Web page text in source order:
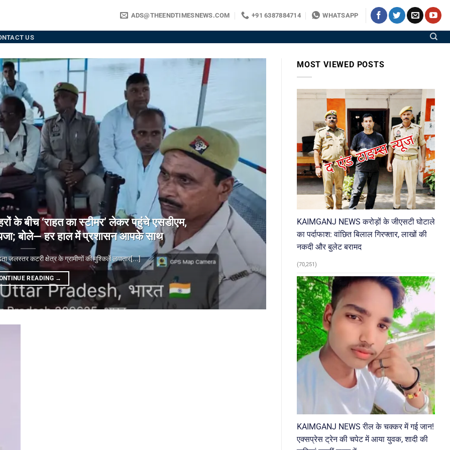
ADS@THEENDTIMESNEWS.COM +91 6387884714 WHATSAPP
US
के बीच ‘राहत का स्टीमर’ लेकर पहुंचे एसडीएम,
बोले— हर हाल में प्रशासन आपके साथ
जलस्तर कटरी क्षेत्र के ग्रामीणों की मुश्किलें लगातार[...]
READING →
MOST VIEWED POSTS
KAIMGANJ NEWS करोड़ों के जीएसटी घोटाले
का पर्दाफाश: वांछित बिलाल गिरफ्तार, लाखों की
नकदी और बुलेट बरामद
(70,251)
KAIMGANJ NEWS रील के चक्कर में गई जान!
एक्सप्रेस ट्रेन की चपेट में आया युवक, शादी की